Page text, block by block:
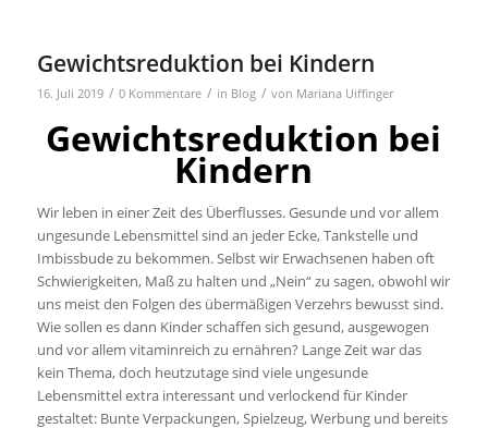
Gewichtsreduktion bei Kindern
16. Juli 2019 / 0 Kommentare / in Blog / von Mariana Uiffinger
Gewichtsreduktion bei
Kindern
Wir leben in einer Zeit des Überflusses. Gesunde und vor allem
ungesunde Lebensmittel sind an jeder Ecke, Tankstelle und
Imbissbude zu bekommen. Selbst wir Erwachsenen haben oft
Schwierigkeiten, Maß zu halten und „Nein“ zu sagen, obwohl wir
uns meist den Folgen des übermäßigen Verzehrs bewusst sind.
Wie sollen es dann Kinder schaffen sich gesund, ausgewogen
und vor allem vitaminreich zu ernähren? Lange Zeit war das
kein Thema, doch heutzutage sind viele ungesunde
Lebensmittel extra interessant und verlockend für Kinder
gestaltet: Bunte Verpackungen, Spielzeug, Werbung und bereits